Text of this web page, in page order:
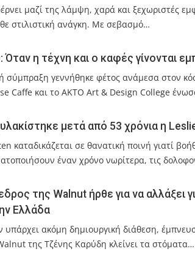
μαζί της λάμψη, χαρά και ξεχωριστές
στιλιστική ανάγκη. Με σεβασμό…
η τέχνη και ο καφές γίνονται
σύμπραξη γεννήθηκε φέτος ανάμεσα στον
Caffe και το AKTO Art & Design College
μετά από 53 χρόνια η
καταδικάζεται σε θανατική ποινή γιατί
έναν χρόνο νωρίτερα, τις
της Walnut ήρθε για να αλλάξει
Ελλάδα
υπάρχει ακόμη δημιουργική διάθεση,
της Τζένης Καρύδη κλείνει τα στόματα…